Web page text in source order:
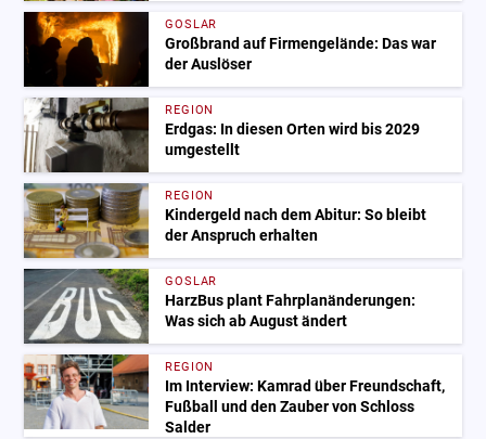
GOSLAR
Großbrand auf Firmengelände: Das war
der Auslöser
REGION
Erdgas: In diesen Orten wird bis 2029
umgestellt
REGION
Kindergeld nach dem Abitur: So bleibt
der Anspruch erhalten
GOSLAR
HarzBus plant Fahrplanänderungen:
Was sich ab August ändert
REGION
Im Interview: Kamrad über Freundschaft,
Fußball und den Zauber von Schloss
Salder